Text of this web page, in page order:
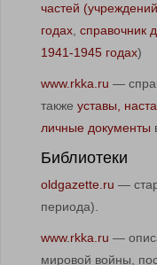
частей
годах справочник
1941-1945 годах)
www.rkka.ru —
также уставы,
личные документы
Библиотеки
oldgazette.ru —
периода).
www.rkka.ru —
мировой войны,